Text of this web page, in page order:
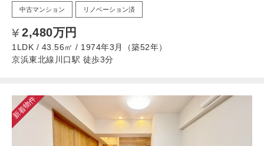
中古マンション リノベーション済
2,480万円
1LDK / 43.56㎡ / 1974年3月（築52年）
京浜東北線川口駅 徒歩3分
新着物件